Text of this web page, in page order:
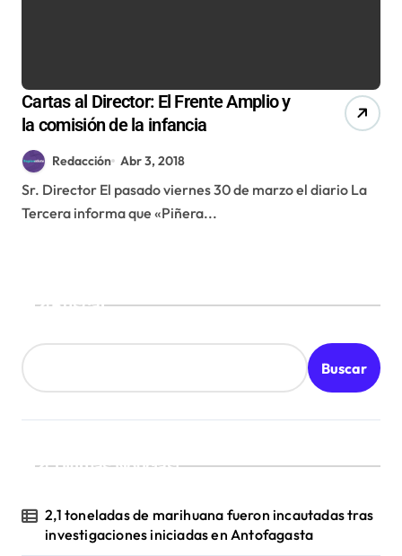
Cartas al Director: El Frente Amplio y
la comisión de la infancia
Redacción Abr 3, 2018
Sr. Director El pasado viernes 30 de marzo el diario La
Tercera informa que «Piñera...
Buscar
Buscar
¡Ultimas Noticias!
2,1 toneladas de marihuana fueron incautadas tras
investigaciones iniciadas en Antofagasta